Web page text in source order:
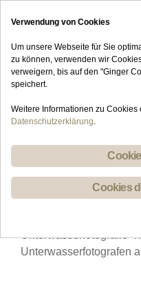
Unterwasserfotografie
Unterwasserfotografen
Verwendung von Cookies
Um unsere Webseite für Sie
zu können, verwenden wir
verweigern, bis auf den "Ginger
speichert.
Weitere Informationen zu
Datenschutzerklärung.
Cookies